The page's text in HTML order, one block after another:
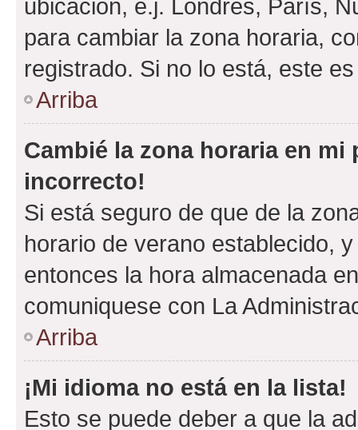
ubicación, e.j. Londres, París,
para cambiar la zona horaria,
registrado. Si no lo está, este
Arriba
Cambié la zona horaria en
incorrecto!
Si está seguro de que de la
horario de verano establecido,
entonces la hora almacenada
comuniquese con La
Arriba
¡Mi idioma no está en la lista!
Esto se puede deber a que la